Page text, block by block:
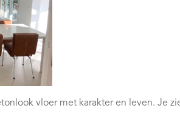
vloer met karakter en leven. Je